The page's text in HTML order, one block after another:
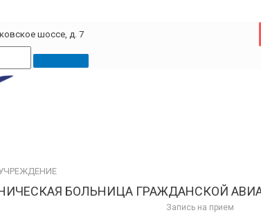
шоссе, д. 7
БОЛЬНИЦА ГРАЖДАНСКОЙ
Запись на прием